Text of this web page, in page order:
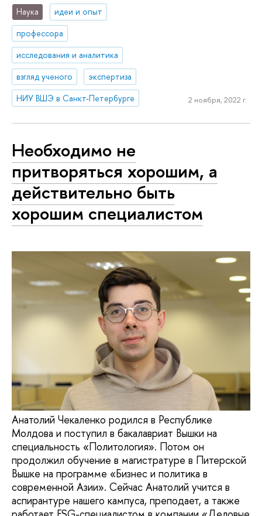
Наука
идеи и опыт
профессора
исследования и аналитика
взгляд ученого
экспертиза
НИУ ВШЭ в Санкт-Петербурге
2 ноября, 2022 г.
Необходимо не
притворяться хорошим, а
действительно быть
хорошим специалистом
Анатолий Чекаленко родился в Республике
Молдова и поступил в бакалавриат Вышки на
специальность «Политология». Потом он
продолжил обучение в магистратуре в Питерской
Вышке на программе «Бизнес и политика в
современной Азии». Сейчас Анатолий учится в
аспирантуре нашего кампуса, преподает, а также